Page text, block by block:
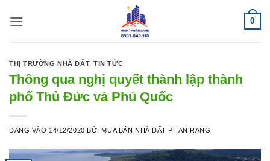
qua
0
THỊ TRƯỜNG NHÀ ĐẤT,TIN TỨC
Thông qua nghị quyết thành lập thành
phố Thủ Đức và Phú Quốc
ĐĂNG VÀO 14/12/2020 BỞI MUA BÁN NHÀ ĐẤT PHAN RANG